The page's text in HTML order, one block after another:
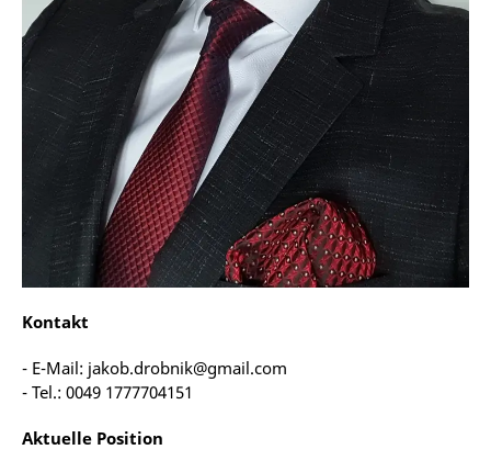
Kontakt
- E-Mail: jakob.drobnik@gmail.com
- Tel.: 0049 1777704151
Aktuelle Position